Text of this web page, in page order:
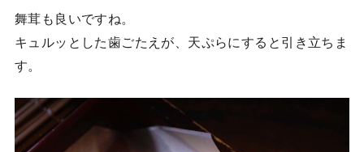
舞茸も良いですね。
キュルッとした歯ごたえが、天ぷらにすると引き立ちま
す。